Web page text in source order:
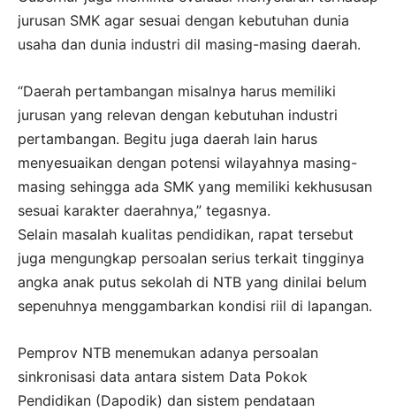
jurusan SMK agar sesuai dengan kebutuhan dunia
usaha dan dunia industri dil masing-masing daerah.
“Daerah pertambangan misalnya harus memiliki
jurusan yang relevan dengan kebutuhan industri
pertambangan. Begitu juga daerah lain harus
menyesuaikan dengan potensi wilayahnya masing-
masing sehingga ada SMK yang memiliki kekhususan
sesuai karakter daerahnya,” tegasnya.
Selain masalah kualitas pendidikan, rapat tersebut
juga mengungkap persoalan serius terkait tingginya
angka anak putus sekolah di NTB yang dinilai belum
sepenuhnya menggambarkan kondisi riil di lapangan.
Pemprov NTB menemukan adanya persoalan
sinkronisasi data antara sistem Data Pokok
Pendidikan (Dapodik) dan sistem pendataan